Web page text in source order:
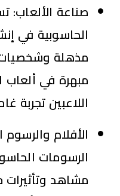
صناعة الألعاب:
الحاسوبية في
مذهلة وشخصيات
مبهرة في ألعاب
اللاعبين تجربة
الأفلام والرسوم
الرسومات
مشاهد